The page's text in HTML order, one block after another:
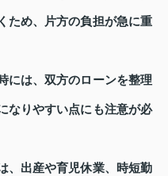
ため、片方の負担が急に重
には、双方のローンを整理
なりやすい点にも注意が必
、出産や育児休業、時短勤